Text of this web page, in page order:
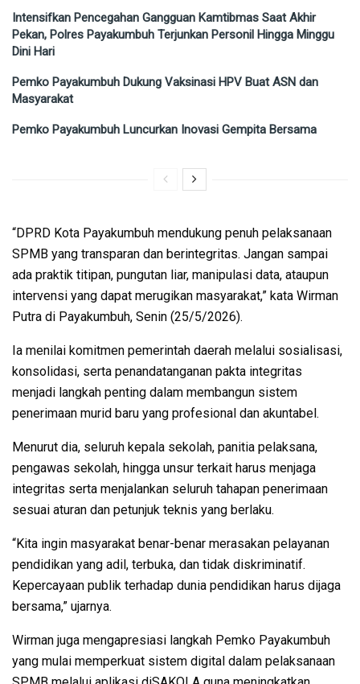
Intensifkan Pencegahan Gangguan Kamtibmas Saat Akhir
Pekan, Polres Payakumbuh Terjunkan Personil Hingga Minggu
Dini Hari
Pemko Payakumbuh Dukung Vaksinasi HPV Buat ASN dan
Masyarakat
Pemko Payakumbuh Luncurkan Inovasi Gempita Bersama
“DPRD Kota Payakumbuh mendukung penuh pelaksanaan
SPMB yang transparan dan berintegritas. Jangan sampai
ada praktik titipan, pungutan liar, manipulasi data, ataupun
intervensi yang dapat merugikan masyarakat,” kata Wirman
Putra di Payakumbuh, Senin (25/5/2026).
Ia menilai komitmen pemerintah daerah melalui sosialisasi,
konsolidasi, serta penandatanganan pakta integritas
menjadi langkah penting dalam membangun sistem
penerimaan murid baru yang profesional dan akuntabel.
Menurut dia, seluruh kepala sekolah, panitia pelaksana,
pengawas sekolah, hingga unsur terkait harus menjaga
integritas serta menjalankan seluruh tahapan penerimaan
sesuai aturan dan petunjuk teknis yang berlaku.
“Kita ingin masyarakat benar-benar merasakan pelayanan
pendidikan yang adil, terbuka, dan tidak diskriminatif.
Kepercayaan publik terhadap dunia pendidikan harus dijaga
bersama,” ujarnya.
Wirman juga mengapresiasi langkah Pemko Payakumbuh
yang mulai memperkuat sistem digital dalam pelaksanaan